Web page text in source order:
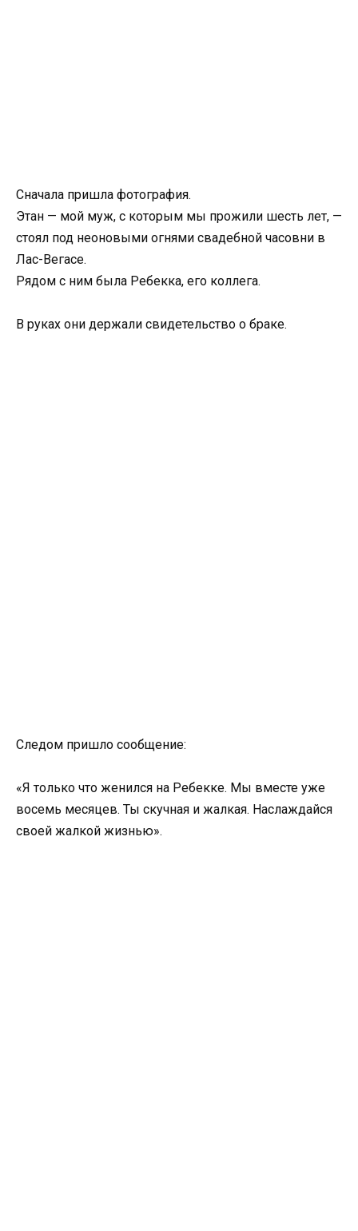
Сначала пришла фотография.
Этан — мой муж, с которым мы прожили шесть лет, —
стоял под неоновыми огнями свадебной часовни в
Лас-Вегасе.
Рядом с ним была Ребекка, его коллега.
В руках они держали свидетельство о браке.
Следом пришло сообщение:
«Я только что женился на Ребекке. Мы вместе уже
восемь месяцев. Ты скучная и жалкая. Наслаждайся
своей жалкой жизнью».